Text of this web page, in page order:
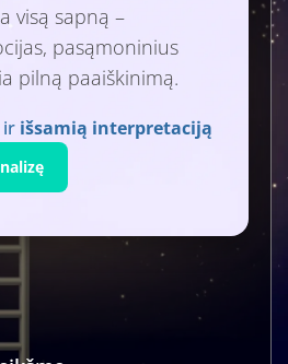
visą sapną –
pasąmoninius
pilną paaiškinimą.
ir išsamią interpretaciją